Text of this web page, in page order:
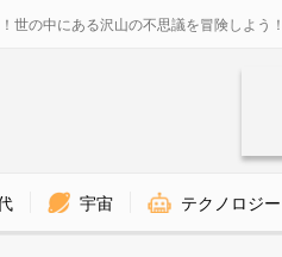
世の中にある沢山の不思議を冒険しよう！
宇宙 テクノロジー